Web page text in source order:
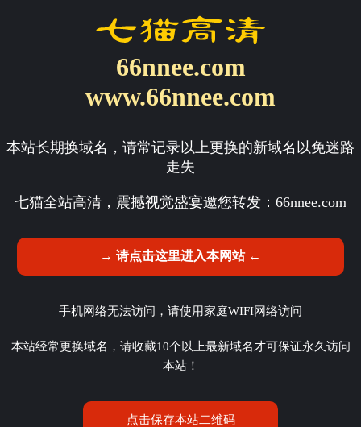
66nnee.com
www.66nnee.com
本站长期换域名，请常记录以上更换的新域名以免迷路
走失
七猫全站高清，震撼视觉盛宴邀您转发： 66nnee.com
→ 请点击这里进入本网站 ←
手机网络无法访问，请使用家庭WIFI网络访问
本站经常更换域名，请收藏10个以上最新域名才可保证永久访问
本站！
点击保存本站二维码